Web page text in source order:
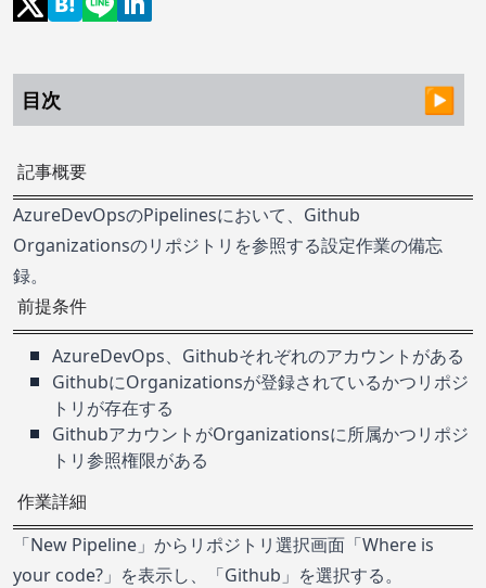
目次
記事概要
AzureDevOpsのPipelinesにおいて、Github
Organizationsのリポジトリを参照する設定作業の備忘
録。
前提条件
AzureDevOps、Githubそれぞれのアカウントがある
GithubにOrganizationsが登録されているかつリポジ
トリが存在する
GithubアカウントがOrganizationsに所属かつリポジ
トリ参照権限がある
作業詳細
「New Pipeline」からリポジトリ選択画面「Where is
your code?」を表示し、「Github」を選択する。